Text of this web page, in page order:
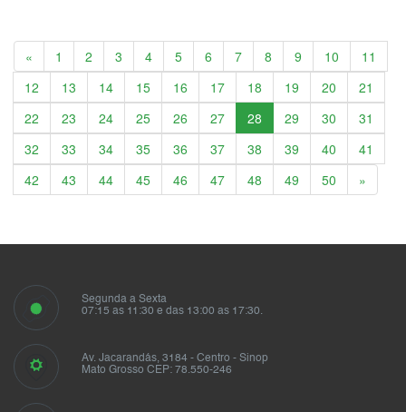
« Anterior
1 2 3 4 5 6 7 8 9 10
11
12
13 14 15 16 17 18 19 20
21
22
23 24 25 26 27 28 29 30
31
32
33 34 35 36 37 38 39 40
41
42
43 44 45 46 47 48 49 50 »
Segunda a Sexta
07:15 as 11:30 e das 13:00 as 17:30.
Av. Jacarandás, 3184 - Centro - Sinop
Mato Grosso CEP: 78.550-246